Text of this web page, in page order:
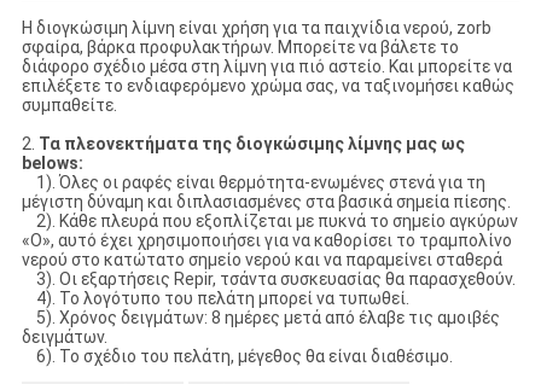
Η διογκώσιμη λίμνη είναι χρήση για τα παιχνίδια νερού, zorb
σφαίρα, βάρκα προφυλακτήρων. Μπορείτε να βάλετε το
διάφορο σχέδιο μέσα στη λίμνη για πιό αστείο. Και μπορείτε να
επιλέξετε το ενδιαφερόμενο χρώμα σας, να ταξινομήσει καθώς
συμπαθείτε.
2. Τα πλεονεκτήματα της διογκώσιμης λίμνης μας ως
belows:
1). Όλες οι ραφές είναι θερμότητα-ενωμένες στενά για τη
μέγιστη δύναμη και διπλασιασμένες στα βασικά σημεία πίεσης.
2). Κάθε πλευρά που εξοπλίζεται με πυκνά το σημείο αγκύρων
«Ο», αυτό έχει χρησιμοποιήσει για να καθορίσει το τραμπολίνο
νερού στο κατώτατο σημείο νερού και να παραμείνει σταθερά
3). Οι εξαρτήσεις Repir, τσάντα συσκευασίας θα παρασχεθούν.
4). Το λογότυπο του πελάτη μπορεί να τυπωθεί.
5). Χρόνος δειγμάτων: 8 ημέρες μετά από έλαβε τις αμοιβές
δειγμάτων.
6). Το σχέδιο του πελάτη, μέγεθος θα είναι διαθέσιμο.